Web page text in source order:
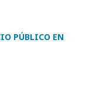
PÚBLICO EN